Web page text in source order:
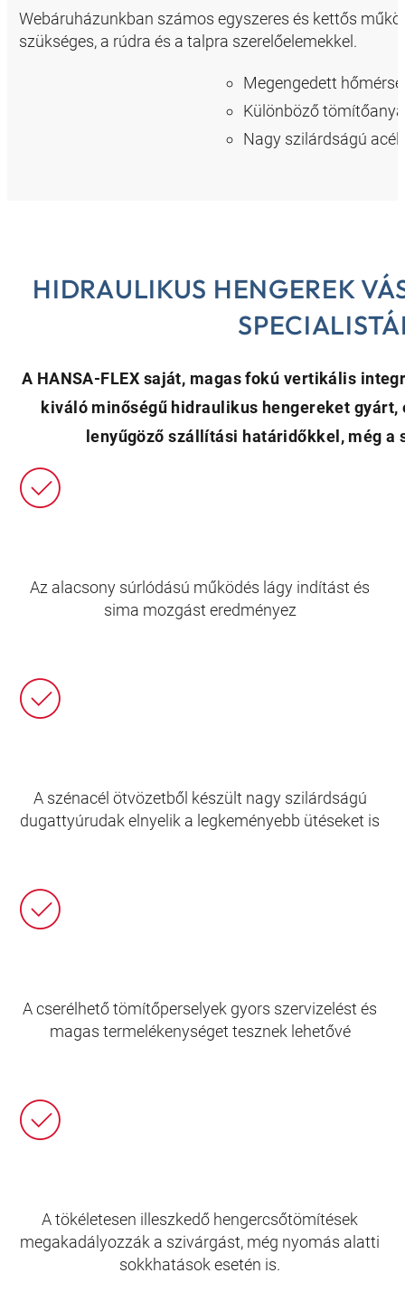
Webáruházunkban számos egyszeres és kettős
szükséges, a rúdra és a talpra szerelőelemekkel.
Megengedett
Különböző
Nagy szilárdságú
HIDRAULIKUS HENGEREK
A HANSA-FLEX saját, magas fokú vertikális
kiváló minőségű hidraulikus hengereket
lenyűgöző szállítási határidőkkel, még
Az alacsony súrlódású működés lágy indítást és
sima mozgást eredményez
A szénacél ötvözetből készült nagy szilárdságú
dugattyúrudak elnyelik a legkeményebb ütéseket is
A cserélhető tömítőperselyek gyors szervizelést és
magas termelékenységet tesznek lehetővé
A tökéletesen illeszkedő hengercsőtömítések
megakadályozzák a szivárgást, még nyomás alatti
sokkhatások esetén is.